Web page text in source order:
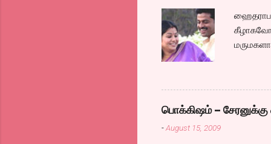
எப்படி
பொக்கிஷம் – சேரனுக்கு
-August 15, 2009